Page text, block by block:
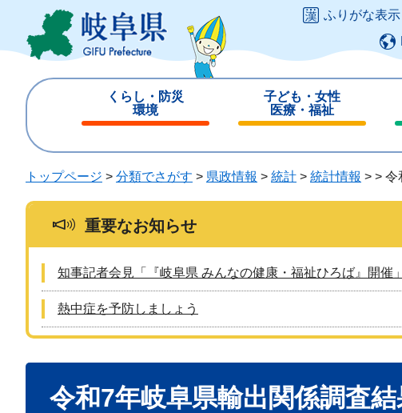
ジ
ュ
ふりがな表示
くらし・防災
環境
じ
子ども・女性
医療・福祉
じ
る
トップページ > 分類でさがす > 県政情報 > 統計 > 統計情報 > > 令
重要なお知らせ
知事記者会見「『岐阜県 みんなの健康・福祉ひろば』開催
熱中症を予防しましょう
令和7年岐阜県輸出関係調査結